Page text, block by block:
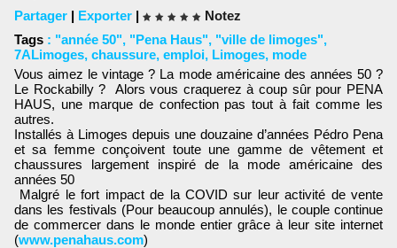
Partager | Exporter |
Notez
Tags : "année 50", "Pena Haus", "ville de limoges",
7ALimoges, chaussure, emploi, Limoges, mode
Vous aimez le vintage ? La mode américaine des années 50 ?
Le Rockabilly ? Alors vous craquerez à coup sûr pour PENA
HAUS, une marque de confection pas tout à fait comme les
autres.
Installés à Limoges depuis une douzaine d’années Pédro Pena
et sa femme conçoivent toute une gamme de vêtement et
chaussures largement inspiré de la mode américaine des
années 50
Malgré le fort impact de la COVID sur leur activité de vente
dans les festivals (Pour beaucoup annulés), le couple continue
de commercer dans le monde entier grâce à leur site internet
(www.penahaus.com)